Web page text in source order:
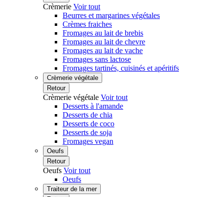
Crèmerie Voir tout
Beurres et margarines végétales
Crèmes fraiches
Fromages au lait de brebis
Fromages au lait de chevre
Fromages au lait de vache
Fromages sans lactose
Fromages tartinés, cuisinés et apéritifs
Crèmerie végétale
Retour
Crèmerie végétale Voir tout
Desserts à l'amande
Desserts de chia
Desserts de coco
Desserts de soja
Fromages vegan
Oeufs
Retour
Oeufs Voir tout
Oeufs
Traiteur de la mer